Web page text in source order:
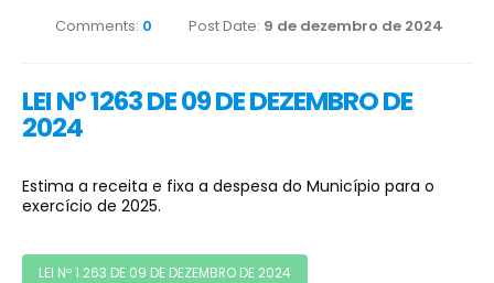
Comments: 0 Post Date: 9 de dezembro de 2024
LEI Nº 1263 DE 09 DE DEZEMBRO DE
2024
Estima a receita e fixa a despesa do Município para o
exercício de 2025.
LEI Nº 1.263 DE 09 DE DEZEMBRO DE 2024